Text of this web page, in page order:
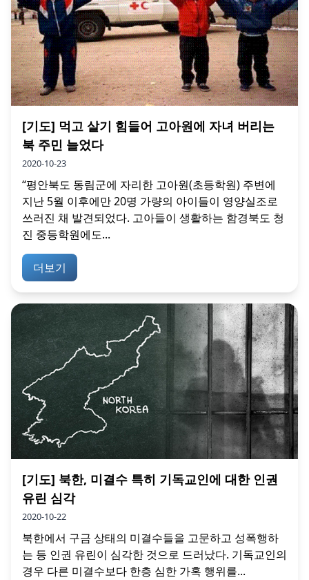
[기도] 먹고 살기 힘들어 고아원에 자녀 버리는
북 주민 늘었다
2020-10-23
“평안북도 동림군에 자리한 고아원(초등학원) 주변에
지난 5월 이후에만 20명 가량의 아이들이 영양실조로
쓰러진 채 발견되었다. 고아들이 생활하는 함경북도 청
진 중등학원에도...
더보기
[기도] 북한, 미결수 특히 기독교인에 대한 인권
유린 심각
2020-10-22
북한에서 구금 상태의 미결수들을 고문하고 성폭행하
는 등 인권 유린이 심각한 것으로 드러났다. 기독교인의
경우 다른 미결수보다 한층 심한 가혹 행위를...